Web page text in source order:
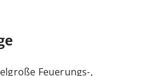
Feuerungs-,